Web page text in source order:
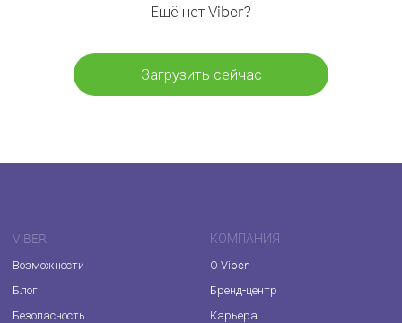
Ещё нет Viber?
Загрузить сейчас
VIBER
Возможности
Блог
Безопасность
КОМПАНИЯ
О Viber
Бренд-центр
Карьера